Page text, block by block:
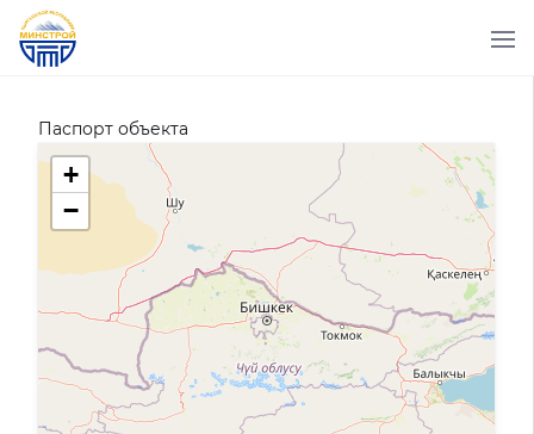
Паспорт объекта
+
−